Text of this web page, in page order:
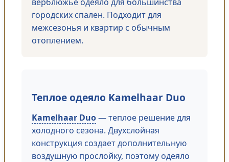
верблюжье одеяло для большинства
городских спален. Подходит для
межсезонья и квартир с обычным
отоплением.
Теплое одеяло Kamelhaar Duo
Kamelhaar Duo— теплое решение для
холодного сезона. Двухслойная
конструкция создает дополнительную
воздушную прослойку, поэтому одеяло